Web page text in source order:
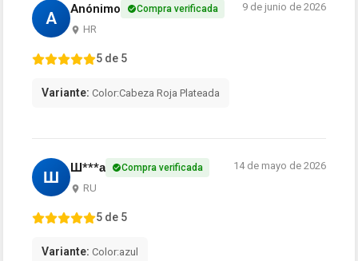
A Anónimo Compra verificada
HR
9 de junio de 2026
5 de 5
Variante: Color:Cabeza Roja Plateada
Ш Ш***а Compra verificada
RU
14 de mayo de 2026
5 de 5
Variante: Color:azul